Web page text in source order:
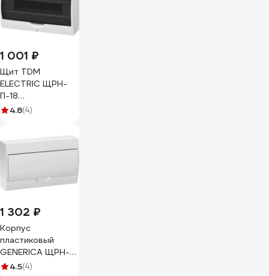
1 001 ₽
Щит TDM
ELECTRIC ЩРН-
П-18
модулей,навесной,
без шин, IP41
SQ0901-0076
4.8(4)
1 302 ₽
Корпус
пластиковый
GENERICA ЩРН-
П-18 бел. дверь
4.5(4)